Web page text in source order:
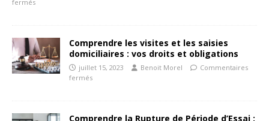
fermés
Comprendre les visites et les saisies
domiciliaires : vos droits et obligations
juillet 15, 2023 Benoit Morel
Commentaires
fermés
Comprendre la Rupture de Période d’Essai :